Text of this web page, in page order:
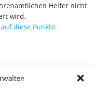
Helfer nicht
wird.
auf diese Punkte.